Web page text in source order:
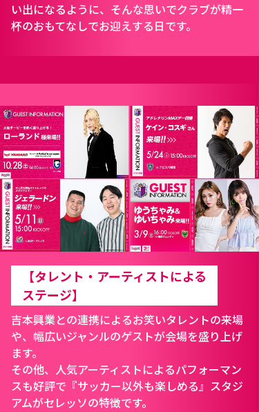
い出になるように、そんな思いでクラブが精一
杯のおもてなしでお迎えする日です。
【タレント・アーティストによる
ステージ】
吉本興業との連携によるお笑いタレントの来場
や、幅広いジャンルのゲストが会場を盛り上げ
ます。
その他、人気アーティストによるパフォーマン
スも好評で『サッカー以外も楽しめる』スタジ
アムがセレッソの特徴です。